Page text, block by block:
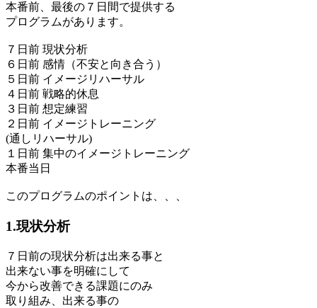
本番前、最後の７日間で提供する
プログラムがあります。
７日前 現状分析
６日前 感情（不安と向き合う）
５日前 イメージリハーサル
４日前 戦略的休息
３日前 想定練習
２日前 イメージトレーニング
(通しリハーサル)
１日前 集中のイメージトレーニング
本番当日
このプログラムのポイントは、、、
1.現状分析
７日前の現状分析は出来る事と
出来ない事を明確にして
今から改善できる課題にのみ
取り組み、出来る事の